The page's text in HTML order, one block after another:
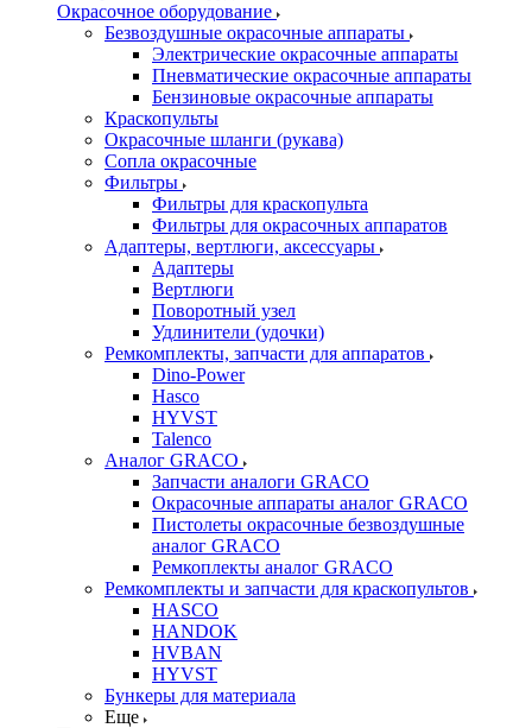
Окрасочное оборудование
Безвоздушные окрасочные аппараты
Электрические окрасочные аппараты
Пневматические окрасочные аппараты
Бензиновые окрасочные аппараты
Краскопульты
Окрасочные шланги (рукава)
Сопла окрасочные
Фильтры
Фильтры для краскопульта
Фильтры для окрасочных аппаратов
Адаптеры, вертлюги, аксессуары
Адаптеры
Вертлюги
Поворотный узел
Удлинители (удочки)
Ремкомплекты, запчасти для аппаратов
Dino-Power
Hasco
HYVST
Talenco
Аналог GRACO
Запчасти аналоги GRACO
Окрасочные аппараты аналог GRACO
Пистолеты окрасочные безвоздушные
аналог GRACO
Ремкоплекты аналог GRACO
Ремкомплекты и запчасти для краскопультов
HASCO
HANDOK
HVBAN
HYVST
Бункеры для материала
Еще